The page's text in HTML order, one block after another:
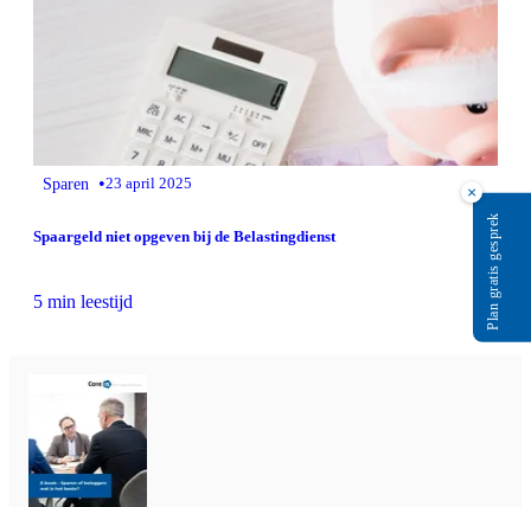
Sparen •23 april 2025
Spaargeld niet opgeven bij de Belastingdienst
5 min leestijd
×
Plan gratis gesprek